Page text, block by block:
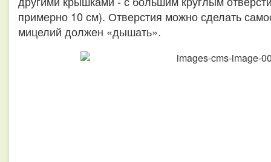
примерно 10 см). Отверстия можно сделать
мицелий должен «дышать».